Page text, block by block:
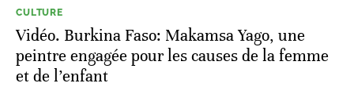
CULTURE
Vidéo. Burkina Faso: Makamsa Yago, une
peintre engagée pour les causes de la femme
et de l’enfant